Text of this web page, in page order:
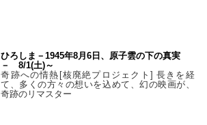
ひろしま－1945年8月6日、原子雲の下の真実
－ 8/1(土)～
奇跡への情熱[核廃絶プロジェクト] 長きを経
て、多くの方々の想いを込めて、幻の映画が、
奇跡のリマスター